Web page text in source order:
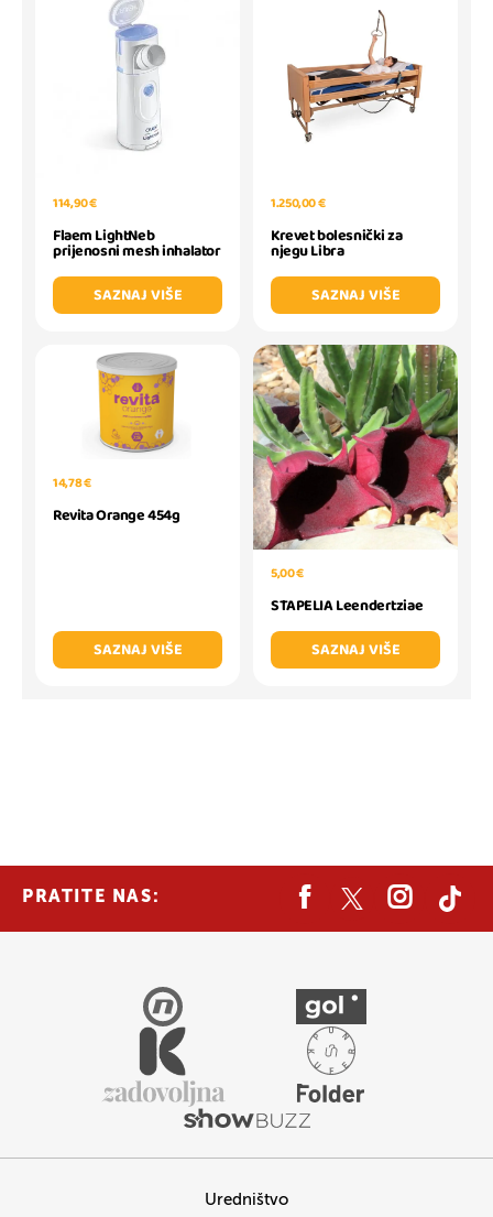
114,90 €
Flaem LightNeb
prijenosni mesh inhalator
SAZNAJ VIŠE
1.250,00 €
Krevet bolesnički za
njegu Libra
SAZNAJ VIŠE
14,78 €
Revita Orange 454g
SAZNAJ VIŠE
5,00 €
STAPELIA Leendertziae
SAZNAJ VIŠE
PRATITE NAS:
Uredništvo